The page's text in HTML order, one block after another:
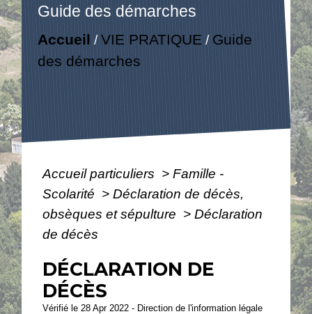
Guide des démarches
Accueil /VIE PRATIQUE / Guide
des démarches
Accueil particuliers > Famille -
Scolarité > Déclaration de décès,
obsèques et sépulture > Déclaration
de décès
DÉCLARATION DE
DÉCÈS
Vérifié le 28 Apr 2022 - Direction de l'information légale